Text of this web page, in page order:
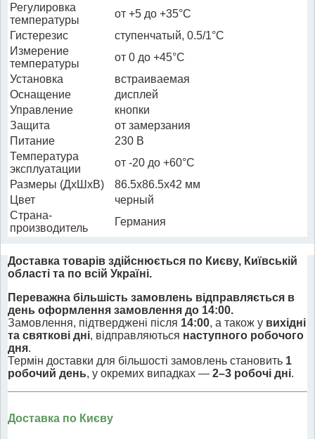
Регулировка
температуры
от +5 до +35°C
Гистерезис
ступенчатый, 0.5/1°C
Измерение
температуры
от 0 до +45°C
Установка
встраиваемая
Оснащение
дисплей
Управление
кнопки
Защита
от замерзания
Питание
230 В
Температура
эксплуатации
от -20 до +60°C
Размеры (ДхШхВ)
86.5x86.5x42 мм
Цвет
черный
Страна-
производитель
Германия
Доставка товарів здійснюється по Києву, Київській
області та по всій Україні.
Переважна більшість замовлень відправляється в
день оформлення замовлення до 14:00.
Замовлення, підтверджені після 14:00, а також у вихідні
та святкові дні, відправляються наступного робочого
дня.
Термін доставки для більшості замовлень становить 1
робочий день, у окремих випадках — 2–3 робочі дні.
Доставка по Києву